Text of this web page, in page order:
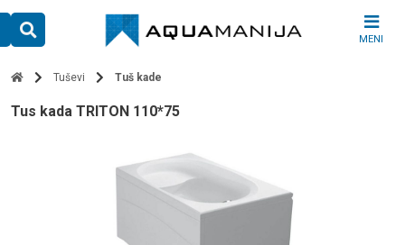
content
MENI
Tuševi Tuš kade
tus kada TRITON 110*75